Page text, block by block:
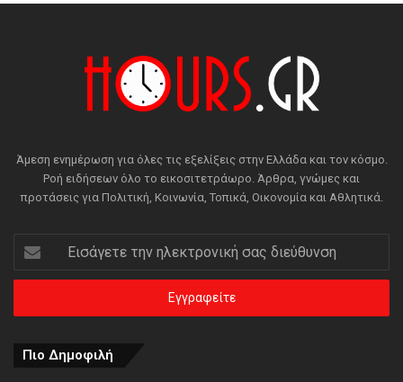
Άμεση ενημέρωση για όλες τις εξελίξεις στην Ελλάδα και τον κόσμο.
Ροή ειδήσεων όλο το εικοσιτετράωρο. Άρθρα, γνώμες και
προτάσεις για Πολιτική, Κοινωνία, Τοπικά, Οικονομία και Αθλητικά.
την
ηλεκτρονική
διεύθυνση
Πιο Δημοφιλή